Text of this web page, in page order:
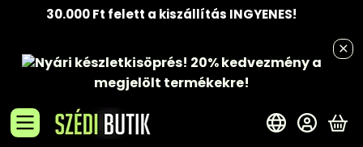
30.000 Ft felett a kiszállítás INGYENES!
Nyári készletkisöprés! 20% kedvezménya
megjelölt termékekre!
A